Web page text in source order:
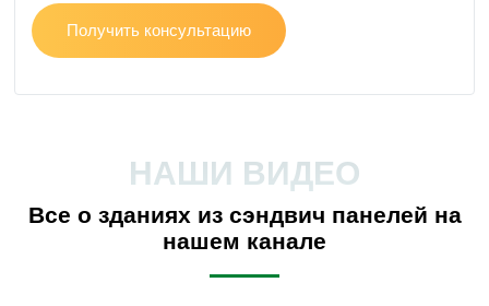
Получить консультацию
НАШИ ВИДЕО
Все о зданиях из сэндвич панелей на
нашем канале